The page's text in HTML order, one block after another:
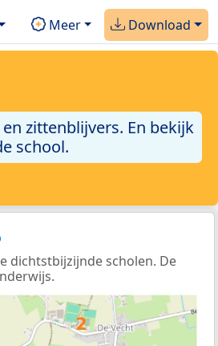
Meer Download
zittenblijvers. En bekijk
school.
dichtstbijzijnde scholen. De